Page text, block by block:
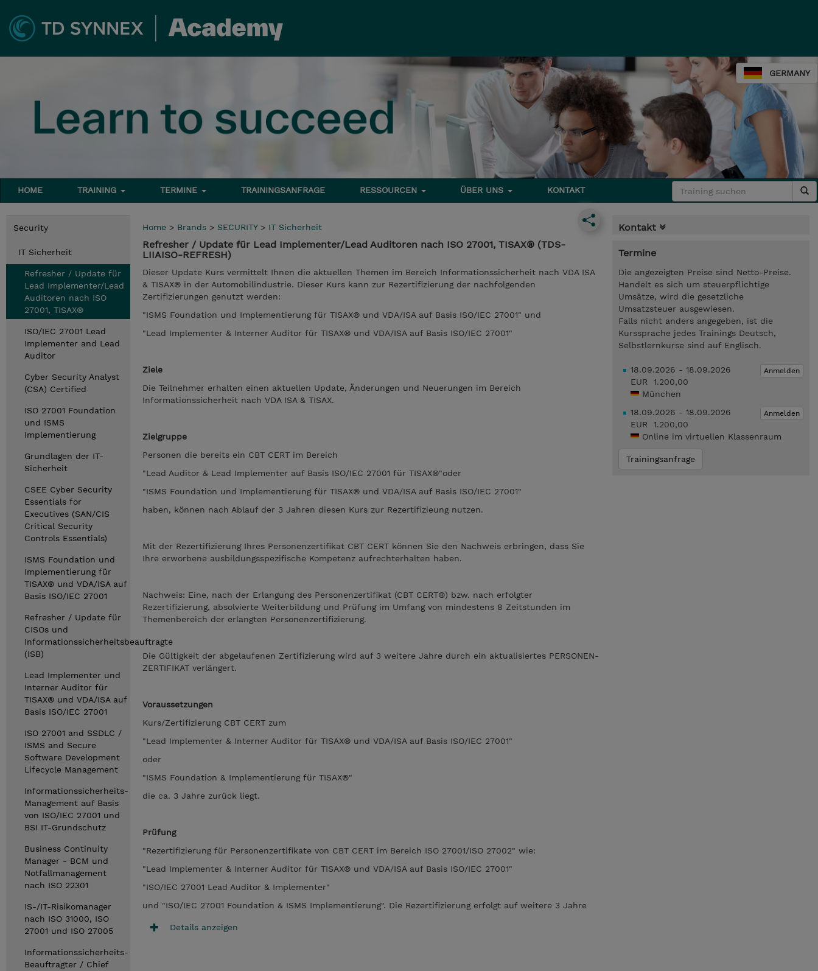
GERMANY
HOME TRAINING TERMINE TRAININGSANFRAGE RESSOURCEN ÜBER UNS KONTAKT
Security
IT Sicherheit
Refresher / Update für
Lead Implementer/Lead
Auditoren nach ISO
27001, TISAX®
ISO/IEC 27001 Lead
Implementer and Lead
Auditor
Cyber Security Analyst
(CSA) Certified
ISO 27001 Foundation
und ISMS
Implementierung
Grundlagen der IT-
Sicherheit
CSEE Cyber Security
Essentials for
Executives (SAN/CIS
Critical Security
Controls Essentials)
ISMS Foundation und
Implementierung für
TISAX® und VDA/ISA auf
Basis ISO/IEC 27001
Refresher / Update für
CISOs und
Informationssicherheitsbeauftragte
(ISB)
Lead Implementer und
Interner Auditor für
TISAX® und VDA/ISA auf
Basis ISO/IEC 27001
ISO 27001 and SSDLC /
ISMS and Secure
Software Development
Lifecycle Management
Informationssicherheits-
Management auf Basis
von ISO/IEC 27001 und
BSI IT-Grundschutz
Business Continuity
Manager - BCM und
Notfallmanagement
nach ISO 22301
IS-/IT-Risikomanager
nach ISO 31000, ISO
27001 und ISO 27005
Informationssicherheits-
Beauftragter / Chief
Home > Brands > SECURITY> IT Sicherheit
Refresher / Update für Lead Implementer/Lead Auditoren nach ISO 27001, TISAX® (TDS-
LIIAISO-REFRESH)
Dieser Update Kurs vermittelt Ihnen die aktuellen Themen im Bereich Informationssicherheit nach VDA ISA
& TISAX® in der Automobilindustrie. Dieser Kurs kann zur Rezertifizierung der nachfolgenden
Zertifizierungen genutzt werden:
"ISMS Foundation und Implementierung für TISAX® und VDA/ISA auf Basis ISO/IEC 27001" und
"Lead Implementer & Interner Auditor für TISAX® und VDA/ISA auf Basis ISO/IEC 27001"
Ziele
Die Teilnehmer erhalten einen aktuellen Update, Änderungen und Neuerungen im Bereich
Informationssicherheit nach VDA ISA & TISAX.
Zielgruppe
Personen die bereits ein CBT CERT im Bereich
"Lead Auditor & Lead Implementer auf Basis ISO/IEC 27001 für TISAX®"oder
"ISMS Foundation und Implementierung für TISAX® und VDA/ISA auf Basis ISO/IEC 27001"
haben, können nach Ablauf der 3 Jahren diesen Kurs zur Rezertifizieung nutzen.
Mit der Rezertifizierung Ihres Personenzertifikat CBT CERT können Sie den Nachweis erbringen, dass Sie
Ihre erworbene ausbildungsspezifische Kompetenz aufrechterhalten haben.
Nachweis: Eine, nach der Erlangung des Personenzertifikat (CBT CERT®) bzw. nach erfolgter
Rezertifizierung, absolvierte Weiterbildung und Prüfung im Umfang von mindestens 8 Zeitstunden im
Themenbereich der erlangten Personenzertifizierung.
Die Gültigkeit der abgelaufenen Zertifizierung wird auf 3 weitere Jahre durch ein aktualisiertes PERSONEN-
ZERTIFIKAT verlängert.
Voraussetzungen
Kurs/Zertifizierung CBT CERT zum
"Lead Implementer & Interner Auditor für TISAX® und VDA/ISA auf Basis ISO/IEC 27001"
oder
"ISMS Foundation & Implementierung für TISAX®"
die ca. 3 Jahre zurück liegt.
Prüfung
"Rezertifizierung für Personenzertifikate von CBT CERT im Bereich ISO 27001/ISO 27002" wie:
"Lead Implementer & Interner Auditor für TISAX® und VDA/ISA auf Basis ISO/IEC 27001"
"ISO/IEC 27001 Lead Auditor & Implementer"
und "ISO/IEC 27001 Foundation & ISMS Implementierung". Die Rezertifizierung erfolgt auf weitere 3 Jahre
Details anzeigen
Kontakt
Termine
Die angezeigten Preise sind Netto-Preise.
Handelt es sich um steuerpflichtige
Umsätze, wird die gesetzliche
Umsatzsteuer ausgewiesen.
Falls nicht anders angegeben, ist die
Kurssprache jedes Trainings Deutsch,
Selbstlernkurse sind auf Englisch.
Anmelden
18.09.2026 - 18.09.2026
EUR 1.200,00
München
Anmelden
18.09.2026 - 18.09.2026
EUR 1.200,00
Online im virtuellen Klassenraum
Trainingsanfrage